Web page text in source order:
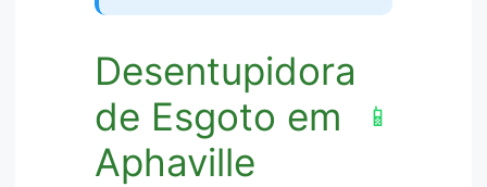
Desentupidora
de Esgoto em
Aphaville
📱